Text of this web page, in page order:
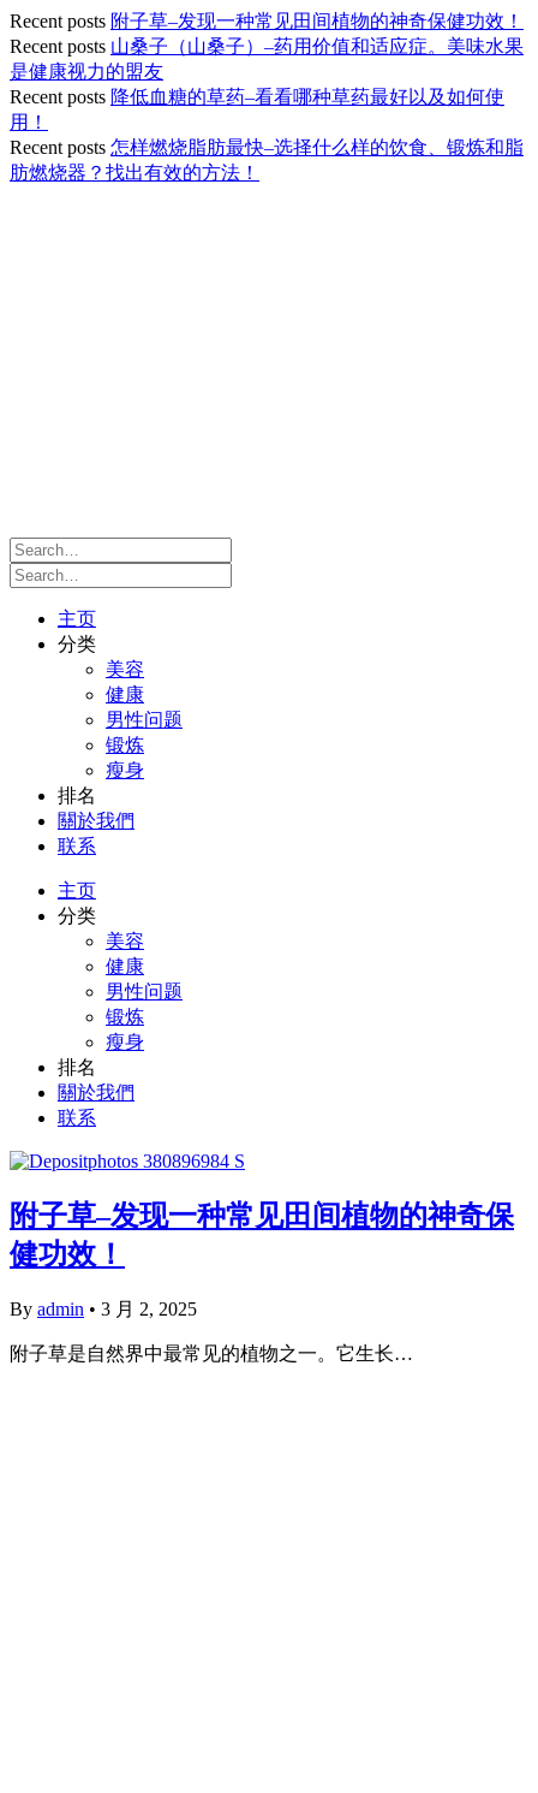
Recent posts 附子草–发现一种常见田间植物的神奇保健功效！
Recent posts 山桑子（山桑子）–药用价值和适应症。美味水果
是健康视力的盟友
Recent posts 降低血糖的草药–看看哪种草药最好以及如何使
用！
Recent posts 怎样燃烧脂肪最快–选择什么样的饮食、锻炼和脂
肪燃烧器？找出有效的方法！
主页
分类
美容
健康
男性问题
锻炼
瘦身
排名
關於我們
联系
主页
分类
美容
健康
男性问题
锻炼
瘦身
排名
關於我們
联系
附子草–发现一种常见田间植物的神奇保
健功效！
By admin • 3 月 2, 2025
附子草是自然界中最常见的植物之一。它生长…